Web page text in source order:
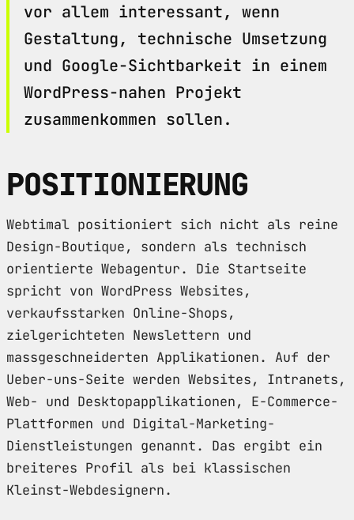
vor allem interessant, wenn
Gestaltung, technische Umsetzung
und Google-Sichtbarkeit in einem
WordPress-nahen Projekt
zusammenkommen sollen.
POSITIONIERUNG
Webtimal positioniert sich nicht als reine
Design-Boutique, sondern als technisch
orientierte Webagentur. Die Startseite
spricht von WordPress Websites,
verkaufsstarken Online-Shops,
zielgerichteten Newslettern und
massgeschneiderten Applikationen. Auf der
Ueber-uns-Seite werden Websites, Intranets,
Web- und Desktopapplikationen, E-Commerce-
Plattformen und Digital-Marketing-
Dienstleistungen genannt. Das ergibt ein
breiteres Profil als bei klassischen
Kleinst-Webdesignern.